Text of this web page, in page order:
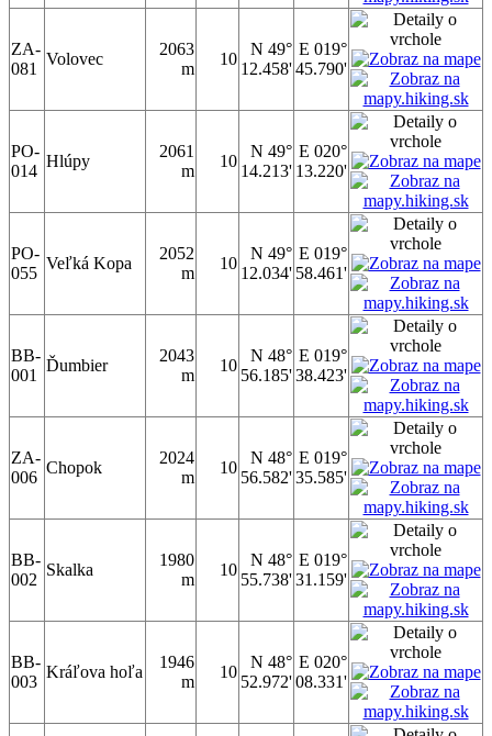
ZA-
081
Volovec
2063
m
10
N 49°
12.458'
E 019°
45.790'
PO-
014
Hlúpy
2061
m
10
N 49°
14.213'
E 020°
13.220'
PO-
055
Veľká Kopa
2052
m
10
N 49°
12.034'
E 019°
58.461'
BB-
001
Ďumbier
2043
m
10
N 48°
56.185'
E 019°
38.423'
ZA-
006
Chopok
2024
m
10
N 48°
56.582'
E 019°
35.585'
BB-
002
Skalka
1980
m
10
N 48°
55.738'
E 019°
31.159'
BB-
003
Kráľova hoľa
1946
m
10
N 48°
52.972'
E 020°
08.331'